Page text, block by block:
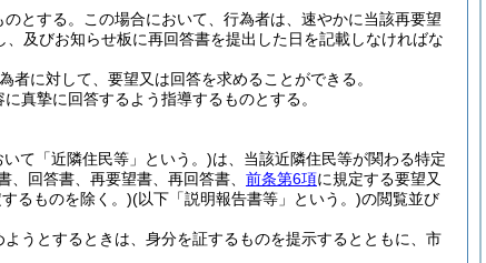
とする。
この場合において、行為者は、速やかに当該再要望
、及びお知らせ板に再回答書を提出した日を記載しなければな
に対して、要望又は回答を求めることができる。
真摯に回答するよう指導するものとする。
て「近隣住民等」という。)は、当該近隣住民等が関わる特定
、回答書、再要望書、再回答書、 前条第6項に規定する要望又
るものを除く。)(以下「説明報告書等」という。)の閲覧並び
うとするときは、身分を証するものを提示するとともに、市